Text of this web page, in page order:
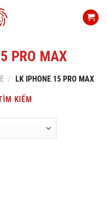
PRO MAX
/ LK IPHONE 15 PRO MAX
KIẾM